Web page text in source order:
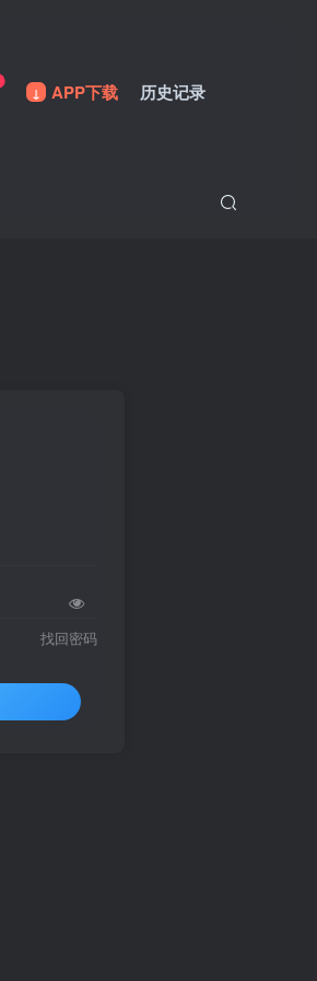
APP下载 历史记录
找回密码